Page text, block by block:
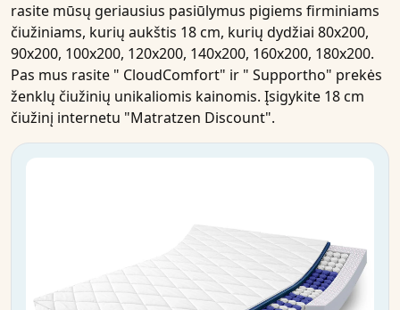
rasite mūsų geriausius pasiūlymus pigiems firminiams
čiužiniams, kurių aukštis 18 cm, kurių dydžiai 80x200,
90x200, 100x200, 120x200, 140x200, 160x200, 180x200.
Pas mus rasite " CloudComfort" ir " Supportho" prekės
ženklų čiužinių unikaliomis kainomis. Įsigykite 18 cm
čiužinį internetu "Matratzen Discount".